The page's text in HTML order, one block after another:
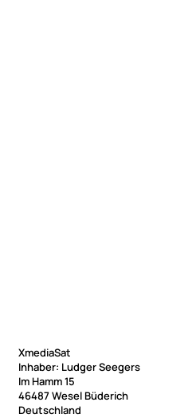
XmediaSat
Inhaber: Ludger Seegers
Im Hamm 15
46487 Wesel Büderich
Deutschland